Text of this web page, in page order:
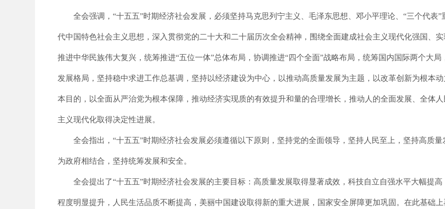
全会强调，“十五五”时期经济社会发展，必须坚持马克思列宁主义、毛泽东思想、邓小平理论、“三个代表
代中国特色社会主义思想，深入贯彻党的二十大和二十届历次全会精神，围绕全面建成社会主义现代化强国、
推进中华民族伟大复兴，统筹推进“五位一体”总体布局，协调推进“四个全面”战略布局，统筹国内国际两个大
发展格局，坚持稳中求进工作总基调，坚持以经济建设为中心，以推动高质量发展为主题，以改革创新为根本
本目的，以全面从严治党为根本保障，推动经济实现质的有效提升和量的合理增长，推动人的全面发展、全体
主义现代化取得决定性进展。
全会指出，“十五五”时期经济社会发展必须遵循以下原则，坚持党的全面领导，坚持人民至上，坚持高质
为政府相结合，坚持统筹发展和安全。
全会提出了“十五五”时期经济社会发展的主要目标：高质量发展取得显著成效，科技自立自强水平大幅提
程度明显提升，人民生活品质不断提高，美丽中国建设取得新的重大进展，国家安全屏障更加巩固。在此基础